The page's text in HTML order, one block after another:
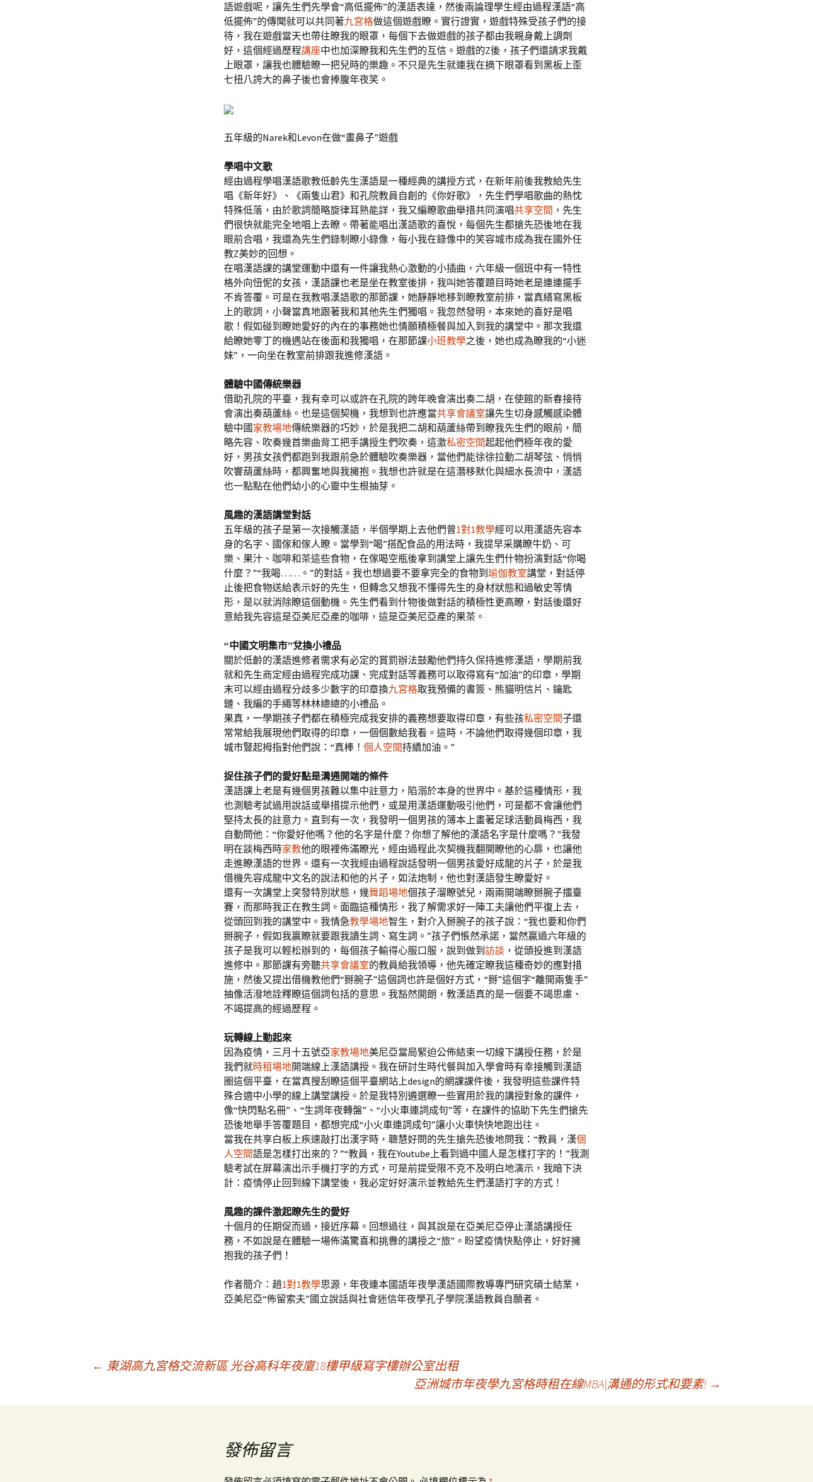
語遊戲呢，讓先生們先學會“高低擺佈”的漢語表達，然後兩論理學生經由過程漢語“高
低擺佈”的傳聞就可以共同著九宮格做這個遊戲瞭。實行證實，遊戲特殊受孩子們的接
待，我在遊戲當天也帶往瞭我的眼罩，每個下去做遊戲的孩子都由我親身戴上調劑
好，這個經過歷程講座中也加深瞭我和先生們的互信。遊戲的Z後，孩子們還請求我戴
上眼罩，讓我也體驗瞭一把兒時的樂趣。不只是先生就連我在摘下眼罩看到黑板上歪
七扭八誇大的鼻子後也會捧腹年夜笑。
五年級的Narek和Levon在做“畫鼻子”遊戲
學唱中文歌
經由過程學唱漢語歌教低齡先生漢語是一種經典的講授方式，在新年前後我教給先生
唱《新年好》、《兩隻山君》和孔院教員自創的《你好歌》，先生們學唱歌曲的熱忱
特殊低落，由於歌詞簡略旋律耳熟能詳，我又編瞭歌曲舉措共同演唱共享空間 ，先生
們很快就能完全地唱上去瞭。帶著能唱出漢語歌的喜悅，每個先生都搶先恐後地在我
眼前合唱，我還為先生們錄制瞭小錄像，每小我在錄像中的笑容城市成為我在國外任
教Z美妙的回想。
在唱漢語課的講堂運動中還有一件讓我熱心激動的小插曲，六年級一個班中有一特性
格外向忸怩的女孩，漢語課也老是坐在教室後排，我叫她答覆題目時她老是連連擺手
不肯答覆。可是在我教唱漢語歌的那節課，她靜靜地移到瞭教室前排，當真繕寫黑板
上的歌詞，小聲當真地跟著我和其他先生們獨唱。我忽然發明，本來她的喜好是唱
歌！假如碰到瞭她愛好的內在的事務她也情願積極餐與加入到我的講堂中。那次我還
給瞭她零丁的機遇站在後面和我獨唱，在那節課小班教學之後，她也成為瞭我的“小迷
妹”，一向坐在教室前排跟我進修漢語。
體驗中國傳統樂器
借助孔院的平臺，我有幸可以或許在孔院的跨年晚會演出奏二胡，在使館的新春接待
會演出奏葫蘆絲。也是這個契機，我想到也許應當共享會議室讓先生切身感觸感染體
驗中國家教場地傳統樂器的巧妙，於是我把二胡和葫蘆絲帶到瞭我先生們的眼前，簡
略先容、吹奏幾首樂曲背工把手講授生們吹奏，這激私密空間起起他們極年夜的愛
好，男孩女孩們都跑到我跟前急於體驗吹奏樂器，當他們能徐徐拉動二胡琴弦、悄悄
吹響葫蘆絲時，都興奮地與我擁抱。我想也許就是在這潛移默化與細水長流中，漢語
也一點點在他們幼小的心靈中生根抽芽。
風趣的漢語講堂對話
五年級的孩子是第一次接觸漢語，半個學期上去他們曾1對1教學經可以用漢語先容本
身的名字、國傢和傢人瞭。當學到“喝”搭配食品的用法時，我提早采購瞭牛奶、可
樂、果汁、咖啡和茶這些食物，在傢喝空瓶後拿到講堂上讓先生們什物扮演對話“你喝
什麼？”“我喝……。”的對話。我也想過要不要拿完全的食物到 瑜伽教室講堂，對話停
止後把食物送給表示好的先生，但轉念又想我不懂得先生的身材狀態和過敏史等情
形，是以就消除瞭這個動機。先生們看到什物後做對話的積極性更高瞭，對話後還好
意給我先容這是亞美尼亞產的咖啡，這是亞美尼亞產的果茶。
“中國文明集市”兌換小禮品
關於低齡的漢語進修者需求有必定的賞罰辦法鼓勵他們持久保持進修漢語，學期前我
就和先生商定經由過程完成功課、完成對話等義務可以取得寫有“加油”的印章，學期
末可以經由過程分歧多少數字的印章換九宮格取我預備的書簽、熊貓明信片、鑰匙
鏈、我編的手繩等林林總總的小禮品。
果真，一學期孩子們都在積極完成我安排的義務想要取得印章，有些孩私密空間子還
常常給我展現他們取得的印章，一個個數給我看。這時，不論他們取得幾個印章，我
城市豎起拇指對他們說：“真棒！ 個人空間持續加油。”
捉住孩子們的愛好點是溝通開端的條件
漢語課上老是有幾個男孩難以集中註意力，陷溺於本身的世界中。基於這種情形，我
也測驗考試過用說話或舉措提示他們，或是用漢語運動吸引他們，可是都不會讓他們
堅持太長的註意力。直到有一次，我發明一個男孩的簿本上畫著足球活動員梅西，我
自動問他：“你愛好他嗎？他的名字是什麼？你想了解他的漢語名字是什麼嗎？”我發
明在談梅西時家教他的眼裡佈滿瞭光，經由過程此次契機我翻開瞭他的心扉，也讓他
走進瞭漢語的世界。還有一次我經由過程說話發明一個男孩愛好成龍的片子，於是我
借機先容成龍中文名的說法和他的片子，如法炮制，他也對漢語發生瞭愛好。
還有一次講堂上突發特別狀態，幾舞蹈場地個孩子溜瞭號兒，兩兩開端瞭掰腕子擂臺
賽，而那時我正在教生詞。面臨這種情形，我了解需求好一陣工夫讓他們平復上去，
從頭回到我的講堂中。我情急教學場地智生，對介入掰腕子的孩子說：“我也要和你們
掰腕子，假如我贏瞭就要跟我讀生詞、寫生詞。”孩子們悵然承諾，當然贏過六年級的
孩子是我可以輕松辦到的，每個孩子輸得心服口服，說到做到 訪談 ，從頭投進到漢語
進修中。那節課有旁聽共享會議室的教員給我領導，他先確定瞭我這種奇妙的應對措
施，然後又提出借機教他們“掰腕子”這個詞也許是個好方式，“掰”這個字“離開兩隻手”
抽像活潑地詮釋瞭這個詞包括的意思。我豁然開朗，教漢語真的是一個要不竭思慮、
不竭提高的經過歷程。
玩轉線上動起來
因為疫情，三月十五號亞家教場地美尼亞當局緊迫公佈結束一切線下講授任務，於是
我們就時租場地開端線上漢語講授。我在研討生時代餐與加入學會時有幸接觸到漢語
圈這個平臺，在當真搜刮瞭這個平臺網站上design的網課課件後，我發明這些課件特
殊合適中小學的線上講堂講授。於是我特別遴選瞭一些實用於我的講授對象的課件，
像“快閃點名冊”、“生詞年夜轉盤”、“小火車連詞成句”等，在課件的協助下先生們搶先
恐後地舉手答覆題目，都想完成“小火車連詞成句”讓小火車快快地跑出往。
當我在共享白板上疾速敲打出漢字時，聰慧好問的先生搶先恐後地問我：“教員，漢個
人空間語是怎樣打出來的？”“教員，我在Youtube上看到過中國人是怎樣打字的！”我測
驗考試在屏幕演出示手機打字的方式，可是前提受限不克不及明白地演示，我暗下決
計：疫情停止回到線下講堂後，我必定好好演示並教給先生們漢語打字的方式！
風趣的課件激起瞭先生的愛好
十個月的任期促而過，接近序幕。回想過往，與其說是在亞美尼亞停止漢語講授任
務，不如說是在體驗一場佈滿驚喜和挑釁的講授之“旅”。盼望疫情快點停止，好好擁
抱我的孩子們！
作者簡介：趙1對1教學思源，年夜連本國語年夜學漢語國際教導專門研究碩士結業，
亞美尼亞“佈留索夫”國立說話與社會迷信年夜學孔子學院漢語教員自願者。
章
← 東湖高九宮格交流新區 光谷高科年夜廈18樓甲級寫字樓辦公室出租
亞洲城市年夜學九宮格時租在線MBA|溝通的形式和要素! →
發佈留言